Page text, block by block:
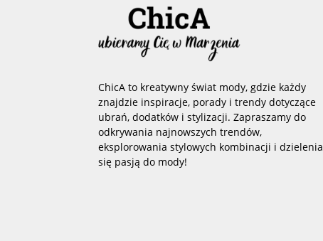
ChicA to kreatywny świat mody, gdzie każdy
znajdzie inspiracje, porady i trendy dotyczące
ubrań, dodatków i stylizacji. Zapraszamy do
odkrywania najnowszych trendów,
eksplorowania stylowych kombinacji i dzielenia
się pasją do mody!